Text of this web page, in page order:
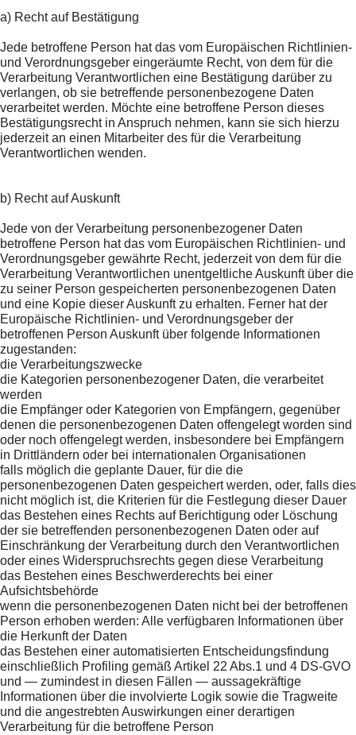
a) Recht auf Bestätigung
Jede betroffene Person hat das vom Europäischen Richtlinien-
und Verordnungsgeber eingeräumte Recht, von dem für die
Verarbeitung Verantwortlichen eine Bestätigung darüber zu
verlangen, ob sie betreffende personenbezogene Daten
verarbeitet werden. Möchte eine betroffene Person dieses
Bestätigungsrecht in Anspruch nehmen, kann sie sich hierzu
jederzeit an einen Mitarbeiter des für die Verarbeitung
Verantwortlichen wenden.
b) Recht auf Auskunft
Jede von der Verarbeitung personenbezogener Daten
betroffene Person hat das vom Europäischen Richtlinien- und
Verordnungsgeber gewährte Recht, jederzeit von dem für die
Verarbeitung Verantwortlichen unentgeltliche Auskunft über die
zu seiner Person gespeicherten personenbezogenen Daten
und eine Kopie dieser Auskunft zu erhalten. Ferner hat der
Europäische Richtlinien- und Verordnungsgeber der
betroffenen Person Auskunft über folgende Informationen
zugestanden:
die Verarbeitungszwecke
die Kategorien personenbezogener Daten, die verarbeitet
werden
die Empfänger oder Kategorien von Empfängern, gegenüber
denen die personenbezogenen Daten offengelegt worden sind
oder noch offengelegt werden, insbesondere bei Empfängern
in Drittländern oder bei internationalen Organisationen
falls möglich die geplante Dauer, für die die
personenbezogenen Daten gespeichert werden, oder, falls dies
nicht möglich ist, die Kriterien für die Festlegung dieser Dauer
das Bestehen eines Rechts auf Berichtigung oder Löschung
der sie betreffenden personenbezogenen Daten oder auf
Einschränkung der Verarbeitung durch den Verantwortlichen
oder eines Widerspruchsrechts gegen diese Verarbeitung
das Bestehen eines Beschwerderechts bei einer
Aufsichtsbehörde
wenn die personenbezogenen Daten nicht bei der betroffenen
Person erhoben werden: Alle verfügbaren Informationen über
die Herkunft der Daten
das Bestehen einer automatisierten Entscheidungsfindung
einschließlich Profiling gemäß Artikel 22 Abs.1 und 4 DS-GVO
und — zumindest in diesen Fällen — aussagekräftige
Informationen über die involvierte Logik sowie die Tragweite
und die angestrebten Auswirkungen einer derartigen
Verarbeitung für die betroffene Person